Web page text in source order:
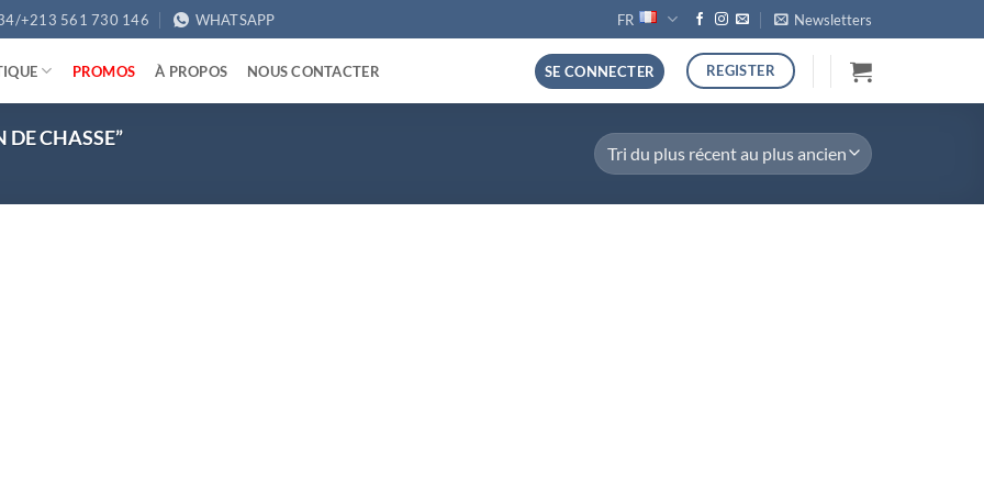
+213 561 730 146 WHATSAPP FR Newsletters
PROMOS À PROPOS NOUS CONTACTER SE CONNECTER REGISTER
DE CHASSE”